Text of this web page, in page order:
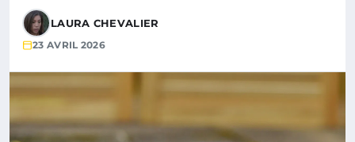
LAURA CHEVALIER
23 AVRIL 2026